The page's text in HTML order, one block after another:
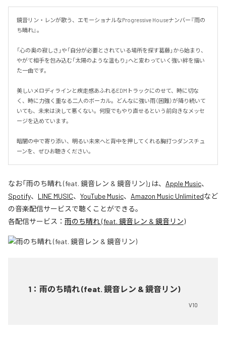
鏡音リン・レンが歌う、エモーショナルなProgressive Houseナンバー『雨の
ち晴れ』。
「心の奥の寂しさ」や「自分が必要とされている場所を探す葛藤」から始まり、
やがて相手を包み込む「太陽のような温もり」へと変わっていく強い絆を描い
た一曲です。
美しいメロディラインと疾走感あふれるEDMトラックにのせて、時に切な
く、時に力強く重なる二人のボーカル。どんなに強い雨（困難）が降り続いて
いても、未来は決して悪くない。何度でもやり直せるという前向きなメッセ
ージを込めています。
暗闇の中で寄り添い、明るい未来へと背中を押してくれる胸打つダンスチュ
ーンを、ぜひお聴きください。
なお「雨のち晴れ (feat. 鏡音レン & 鏡音リン)」は、 Apple Music、
Spotify、 LINE MUSIC、 YouTube Music、 Amazon Music Unlimitedなど
の音楽配信サービスで聴くことができる。
各配信サービス： 雨のち晴れ (feat. 鏡音レン & 鏡音リン)
1 ： 雨のち晴れ (feat. 鏡音レン & 鏡音リン)
V10